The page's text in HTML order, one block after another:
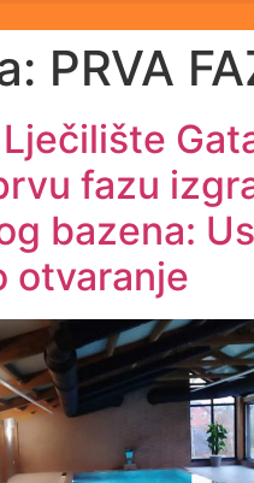
PRVA
fazu
bazena:
otvaranje